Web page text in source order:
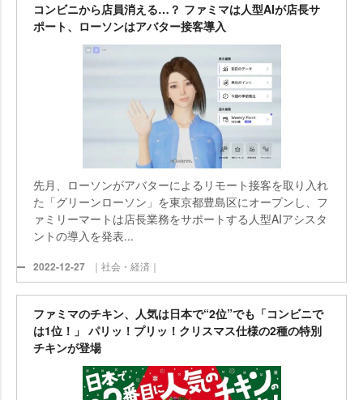
コンビニから店員消える…？ ファミマは人型AIが店長サ
ポート、ローソンはアバター接客導入
先月、ローソンがアバターによるリモート接客を取り入れ
た「グリーンローソン」を東京都豊島区にオープンし、フ
ァミリーマートは店長業務をサポートする人型AIアシスタ
ントの導入を発表...
2022-12-27 ｜社会・経済｜
ファミマのチキン、人気は日本で“2位”でも「コンビニで
は1位！」 パリッ！プリッ！クリスマス仕様の2種の特別
チキンが登場